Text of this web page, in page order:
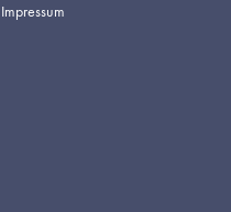
Impressum